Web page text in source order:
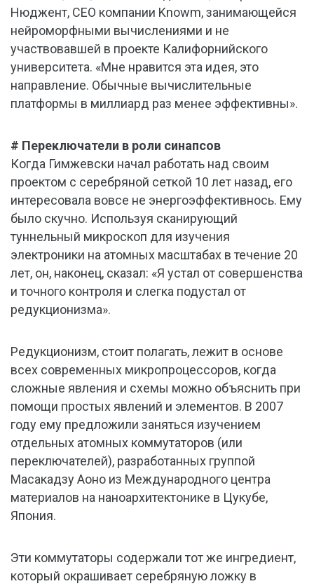
Нюджент, CEO компании Knowm, занимающейся
нейроморфными вычислениями и не
участвовавшей в проекте Калифорнийского
университета. «Мне нравится эта идея, это
направление. Обычные вычислительные
платформы в миллиард раз менее эффективны».
# Переключатели в роли синапсов
Когда Гимжевски начал работать над своим
проектом с серебряной сеткой 10 лет назад, его
интересовала вовсе не энергоэффективнось. Ему
было скучно. Используя сканирующий
туннельный микроскоп для изучения
электроники на атомных масштабах в течение 20
лет, он, наконец, сказал: «Я устал от совершенства
и точного контроля и слегка подустал от
редукционизма».
Редукционизм, стоит полагать, лежит в основе
всех современных микропроцессоров, когда
сложные явления и схемы можно объяснить при
помощи простых явлений и элементов. В 2007
году ему предложили заняться изучением
отдельных атомных коммутаторов (или
переключателей), разработанных группой
Масакадзу Аоно из Международного центра
материалов на наноархитектонике в Цукубе,
Япония.
Эти коммутаторы содержали тот же ингредиент,
который окрашивает серебряную ложку в